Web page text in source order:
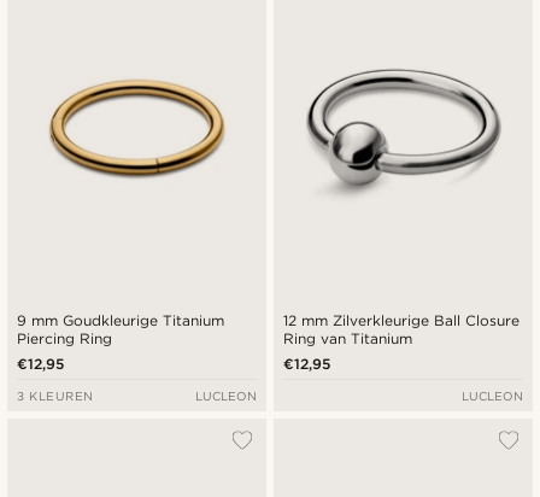
9 mm Goudkleurige Titanium
Piercing Ring
€12,95
3 KLEUREN LUCLEON
12 mm Zilverkleurige Ball Closure
Ring van Titanium
€12,95
LUCLEON